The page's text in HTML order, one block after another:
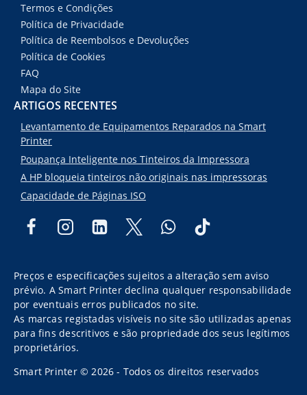
Termos e Condições
Política de Privacidade
Política de Reembolsos e Devoluções
Política de Cookies
FAQ
Mapa do Site
ARTIGOS RECENTES
Levantamento de Equipamentos Reparados na Smart
Printer
Poupança Inteligente nos Tinteiros da Impressora
A HP bloqueia tinteiros não originais nas impressoras
Capacidade de Páginas ISO
Preços e especificações sujeitos a alteração sem aviso
prévio. A Smart Printer declina qualquer responsabilidade
por eventuais erros publicados no site.
As marcas registadas visíveis no site são utilizadas apenas
para fins descritivos e são propriedade dos seus legítimos
proprietários.
Smart Printer © 2026 - Todos os direitos reservados